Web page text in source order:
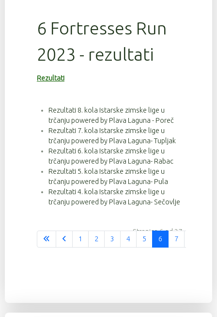
6 Fortresses Run
2023 - rezultati
Rezultati
Rezultati 8. kola Istarske zimske lige u
trčanju powered by Plava Laguna - Poreč
Rezultati 7. kola Istarske zimske lige u
trčanju powered by Plava Laguna- Tupljak
Rezultati 6. kola Istarske zimske lige u
trčanju powered by Plava Laguna- Rabac
Rezultati 5. kola Istarske zimske lige u
trčanju powered by Plava Laguna- Pula
Rezultati 4. kola Istarske zimske lige u
trčanju powered by Plava Laguna- Sečovlje
Stranica 6 od 37
1
2 3 4 5 6 7